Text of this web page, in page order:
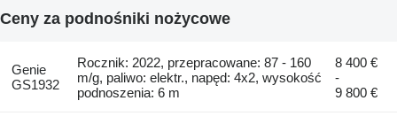
Ceny za podnośniki nożycowe
Genie
GS1932
Rocznik: 2022, przepracowane: 87 - 160
m/g, paliwo: elektr., napęd: 4x2, wysokość
podnoszenia: 6 m
8 400 €
-
9 800 €